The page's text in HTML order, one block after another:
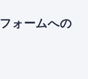
ォームへの